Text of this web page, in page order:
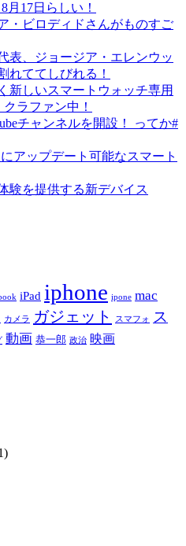
月17日らしい！
・ビロディドさんがものすご
表、ジョージア・エレンウッ
れててしびれる！
新しいスマートウォッチ専用
ラファン中！
チャンネルを開設！ ってか#
にアップデート可能なスマート
験を提供する新デバイス
iPad iphone ipone mac
カメラ ガジェット スマフォ
ス
動画 恭一郎 政治 映画